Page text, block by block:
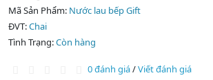
Mã Sản Phẩm: Nước lau bếp Gift
ĐVT:Chai
Tình Trạng:Còn hàng
0 đánh giá/Viết đánh giá